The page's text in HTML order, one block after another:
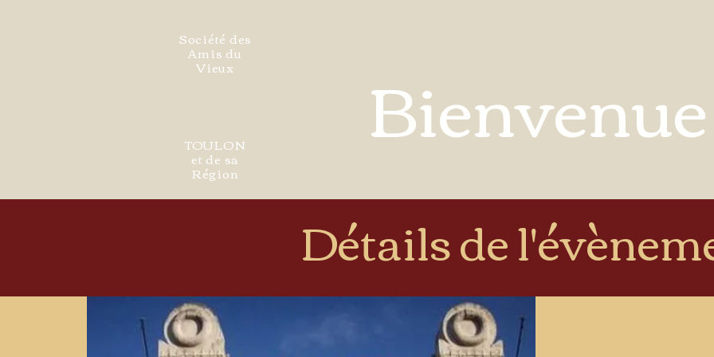
Société des
Amis du
Vieux
TOULON
et de sa
Région
Bienvenue
Détails de